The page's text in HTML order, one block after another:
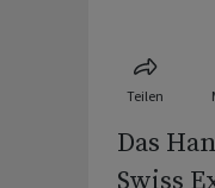
Teilen
Das
Swiss